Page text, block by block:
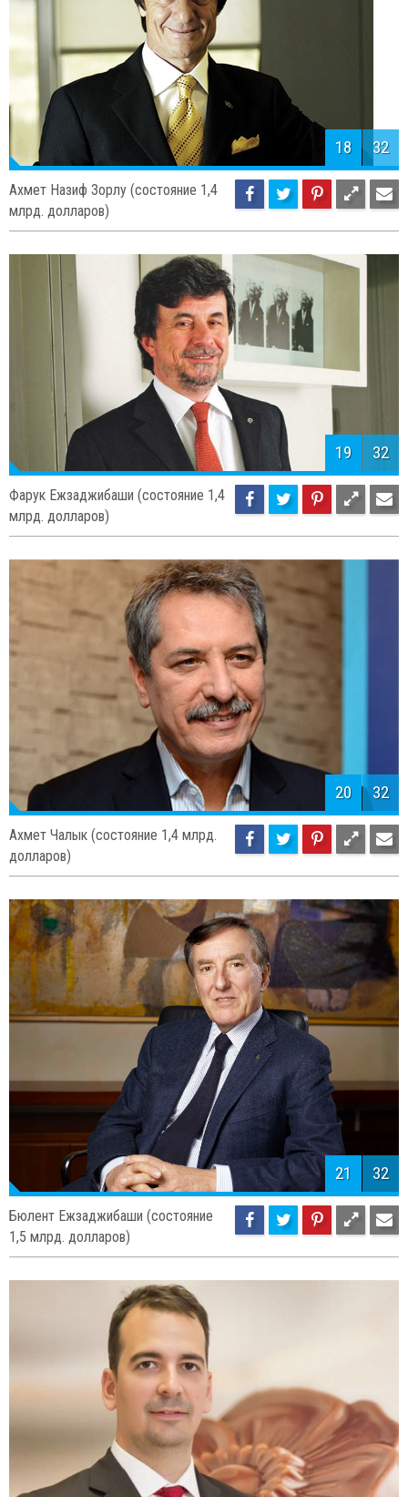
18 32
Ахмет Назиф Зорлу (состояние 1,4
млрд. долларов)
19 32
Фарук Ежзаджибаши (состояние 1,4
млрд. долларов)
20 32
Ахмет Чалык (состояние 1,4 млрд.
долларов)
21 32
Бюлент Ежзаджибаши (состояние
1,5 млрд. долларов)